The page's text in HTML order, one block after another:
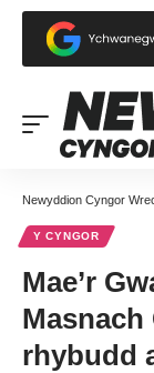
Newyddion Cyngor
Y CYNGOR
Mae’r
rhybudd